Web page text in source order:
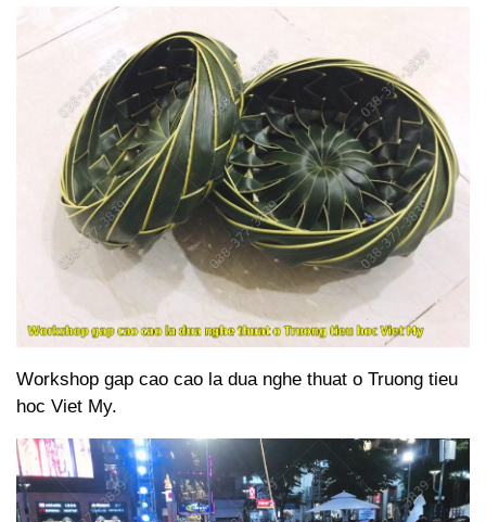
Workshop gap cao cao la dua nghe thuat o Truong tieu
hoc Viet My.